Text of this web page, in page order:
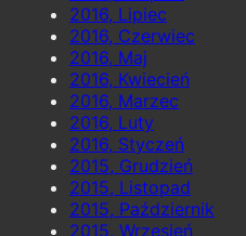
2016, Lipiec
2016, Czerwiec
2016, Maj
2016, Kwiecień
2016, Marzec
2016, Luty
2016, Styczeń
2015, Grudzień
2015, Listopad
2015, Październik
2015, Wrzesień